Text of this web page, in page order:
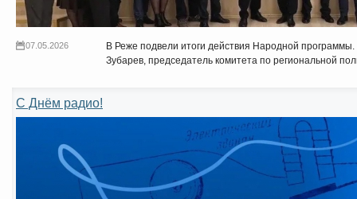
07.05.2026
В Реже подвели итоги действия Народной
Зубарев, председатель комитета по региональной
С Днём радио!